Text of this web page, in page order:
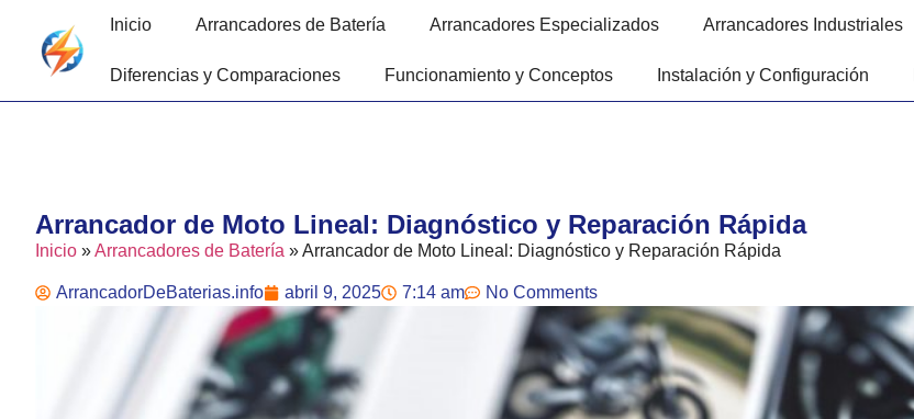
Inicio Arrancadores de Batería Arrancadores Especializados Arrancadores Industriales
Diferencias y Comparaciones Funcionamiento y Conceptos Instalación y Configuración
Arrancador de Moto Lineal: Diagnóstico y Reparación Rápida
Inicio »Arrancadores de Batería »Arrancador de Moto Lineal: Diagnóstico y Reparación Rápida
ArrancadorDeBaterias.info abril 9, 2025 7:14 am No Comments